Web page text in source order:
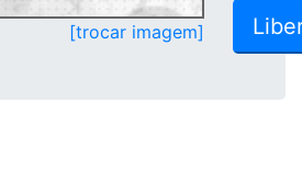
[trocar imagem]